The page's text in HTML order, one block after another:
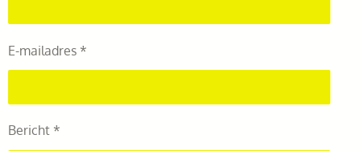
E-mailadres *
Bericht *